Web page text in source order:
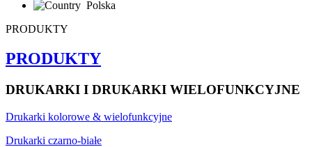
Polska
PRODUKTY
PRODUKTY
DRUKARKI I DRUKARKI WIELOFUNKCYJNE
Drukarki kolorowe & wielofunkcyjne
Drukarki czarno-białe